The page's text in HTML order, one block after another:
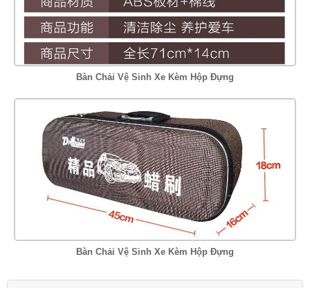
Bàn Chải Vệ Sinh Xe Kèm Hộp Đựng
Bàn Chải Vệ Sinh Xe Kèm Hộp Đựng